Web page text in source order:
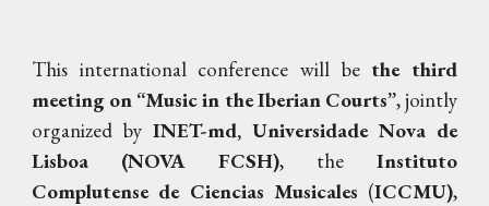
This international conference will be the third
meeting on “Music in the Iberian Courts”,jointly
organized byINET-md, Universidade Nova de
Lisboa (NOVA FCSH), the Instituto
Complutense de Ciencias Musicales (ICCMU),